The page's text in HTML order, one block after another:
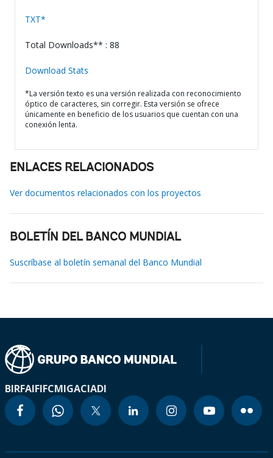
TXT*
Total Downloads** : 88
Download Stats
*La versión texto es una versión realizada con reconocimiento
óptico de caracteres, sin corregir. Esta versión se ofrece
únicamente en beneficio de los usuarios que cuentan con una
conexión lenta.
ENLACES RELACIONADOS
Ver documentos relacionados con los proyectos
BOLETÍN DEL BANCO MUNDIAL
Suscríbase al boletín semanal del Banco Mundial
BIRFAIFIFCMIGACIADI